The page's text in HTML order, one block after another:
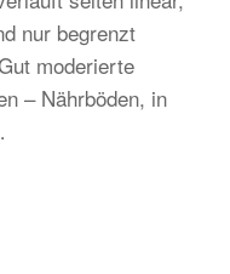
nur begrenzt
moderierte
– Nährböden, in